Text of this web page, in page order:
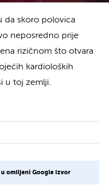
da skoro polovica
neposredno prije
rizičnom što otvara
kardioloških
u toj zemlji.
u omiljeni Google izvor